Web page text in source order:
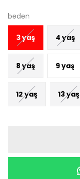
beden
3 yaş 4 yaş
8 yaş 9 yaş
12 yaş 13 yaş